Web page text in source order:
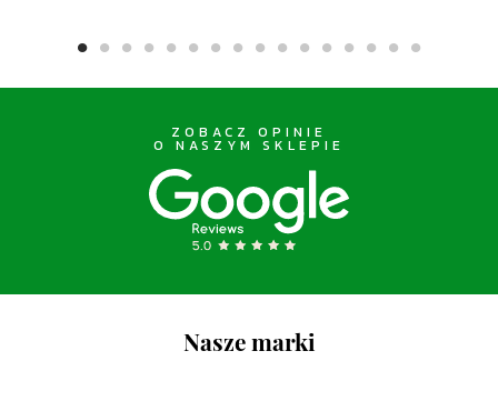
ZOBACZ OPINIE
O NASZYM SKLEPIE
Nasze marki